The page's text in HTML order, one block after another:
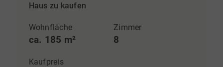
Haus zu kaufen
Wohnfläche
ca. 185 m²
Zimmer
8
Kaufpreis